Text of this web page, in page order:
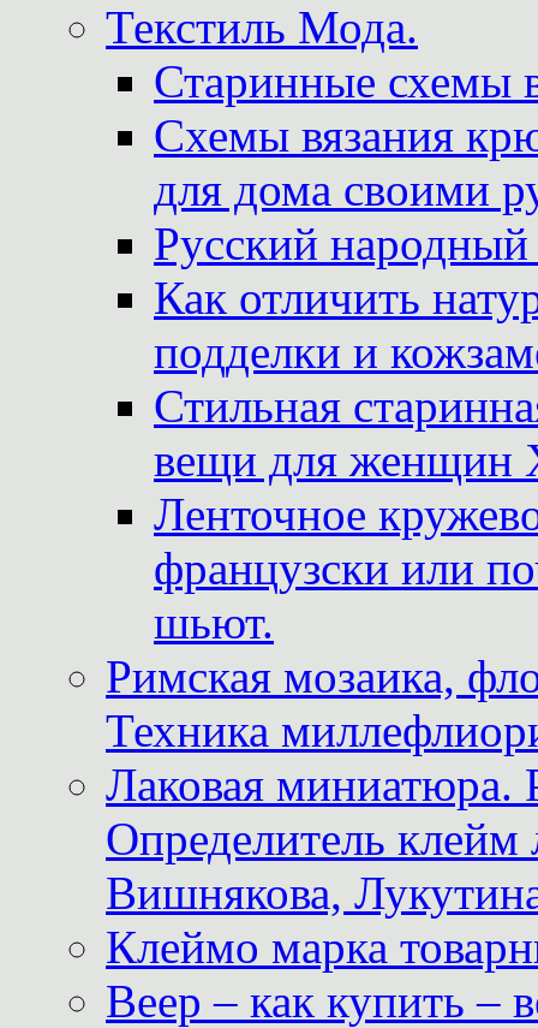
Текстиль Мода.
Старинные схемы
Схемы вязания
для дома своими
Русский
Как отличить
подделки и
Стильная
вещи для женщин
Ленточное
французски или
шьют.
Римская мозаика,
Техника
Лаковая миниатюра.
Определитель
Вишнякова,
Клеймо марка
Веер – как купить –